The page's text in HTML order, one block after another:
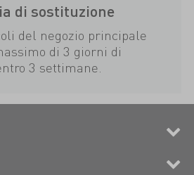
di sostituzione
del negozio principale
di 3 giorni di
3 settimane.